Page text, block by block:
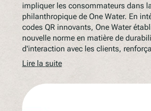
impliquer les consommateurs dans
philanthropique de One Water. En
codes QR innovants, One Water
nouvelle norme en matière de
d'interaction avec les clients,
Lire la suite